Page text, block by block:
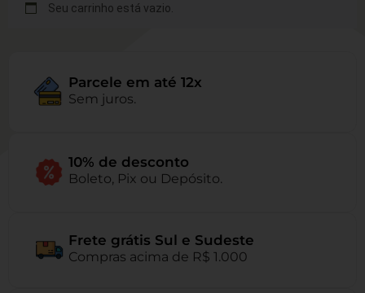
Seu carrinho está vazio.
Parcele em até 12x
Sem juros.
10% de desconto
Boleto, Pix ou Depósito.
Frete grátis Sul e Sudeste
Compras acima de R$ 1.000